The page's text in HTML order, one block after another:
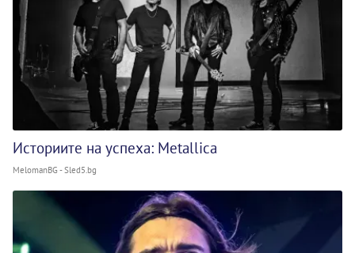
Историите на успеха: Metallica
MelomanBG - Sled5.bg